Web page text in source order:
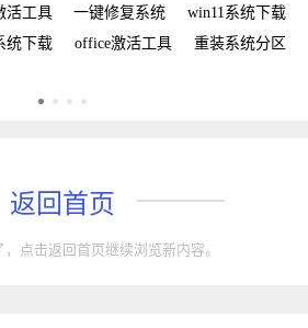
活工具 一键修复系统
win11系统下载
统下载 office激活工具
重装系统分区
返回首页
点击返回首页继续浏览新内容。